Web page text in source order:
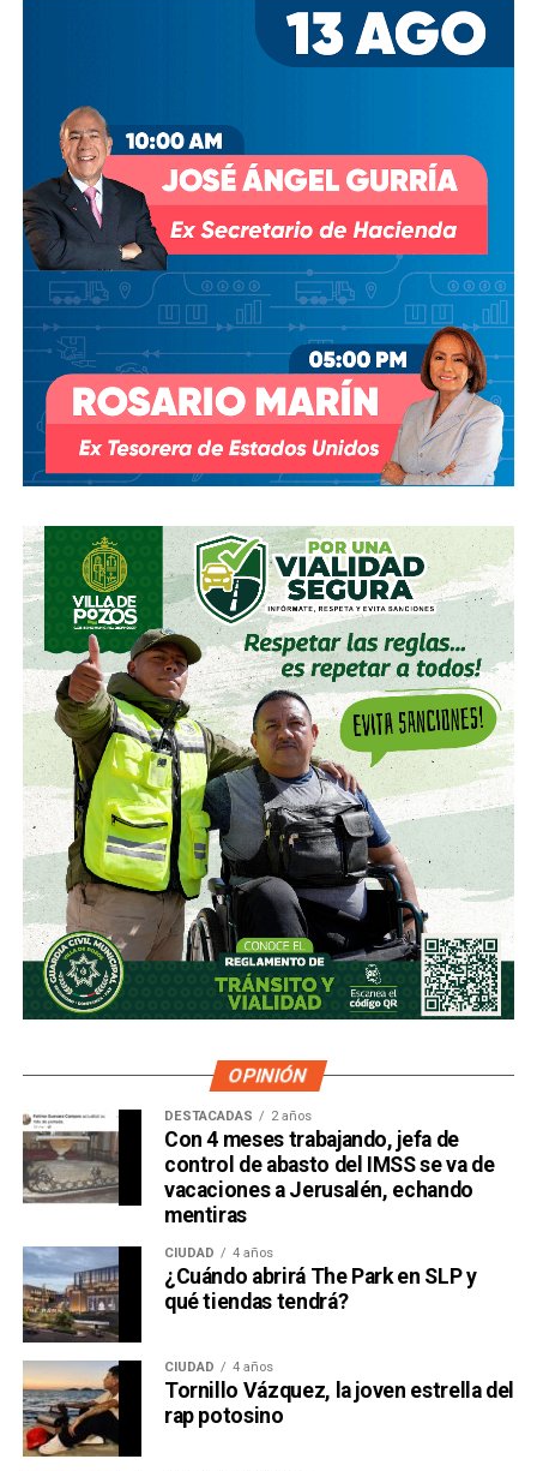
OPINIÓN
DESTACADAS 2 años
Con 4 meses trabajando, jefa de
control de abasto del IMSS se va de
vacaciones a Jerusalén, echando
mentiras
CIUDAD 4 años
¿Cuándo abrirá The Park en SLP y
qué tiendas tendrá?
CIUDAD 4 años
Tornillo Vázquez, la joven estrella del
rap potosino